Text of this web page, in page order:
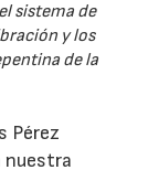
sistema de
y los
de la
Pérez
nuestra